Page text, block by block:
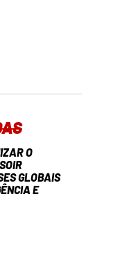
O
GLOBAIS
E